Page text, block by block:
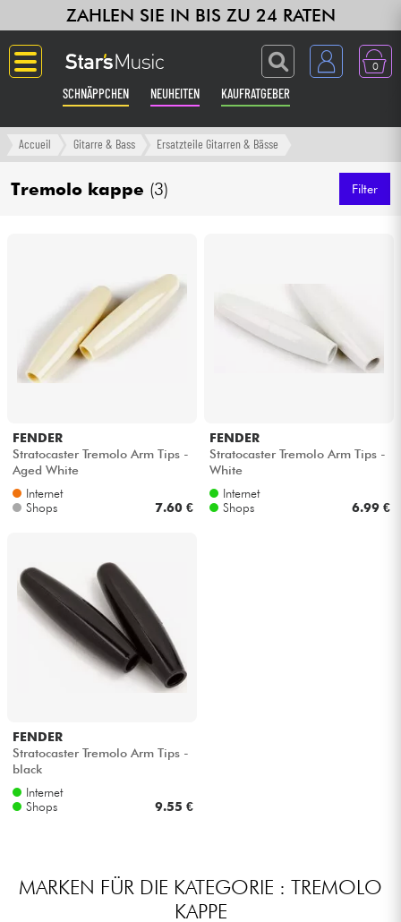
ZAHLEN SIE IN BIS ZU 24 RATEN
0
SCHNÄPPCHEN NEUHEITEN KAUFRATGEBER
Langue
Gitarre & Bass
Klaviere & Piano
Synths & samplers
Studio
Mikros
Live-Sound
Licht
Drums
Violinen & Quartett
HiFi
Accueil Gitarre & Bass Ersatzteile Gitarren & Bässe
Tremolo kappe (3) Filter
FENDER
Stratocaster Tremolo Arm Tips -
Aged White
Internet
Shops
7.60 €
FENDER
Stratocaster Tremolo Arm Tips -
White
Internet
Shops
6.99 €
FENDER
Stratocaster Tremolo Arm Tips -
black
Internet
Shops
9.55 €
MARKEN FÜR DIE KATEGORIE : TREMOLO
KAPPE